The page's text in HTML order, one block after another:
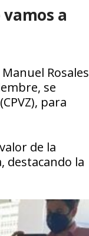
a
Rosales
se
para
de la
destacando la